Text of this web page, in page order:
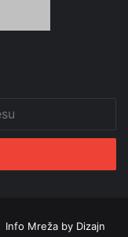
Info Mreža by Dizajn